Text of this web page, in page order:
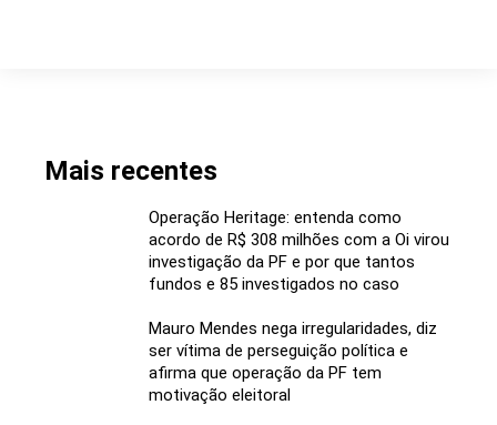
Mais recentes
Operação Heritage: entenda como
acordo de R$ 308 milhões com a Oi virou
investigação da PF e por que tantos
fundos e 85 investigados no caso
Mauro Mendes nega irregularidades, diz
ser vítima de perseguição política e
afirma que operação da PF tem
motivação eleitoral